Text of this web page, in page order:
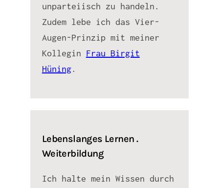
unparteiisch zu handeln.
Zudem lebe ich das Vier-
Augen-Prinzip mit meiner
Kollegin Frau Birgit
Hüning.
Lebenslanges Lernen .
Weiterbildung
Ich halte mein Wissen durch